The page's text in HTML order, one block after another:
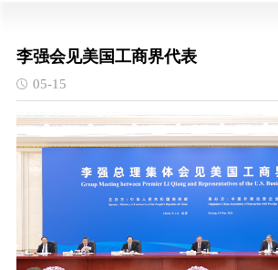
李强会见美国工商界代表
05-15